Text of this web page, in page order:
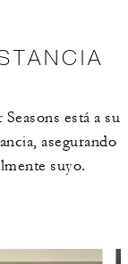
está a su
asegurando
suyo.